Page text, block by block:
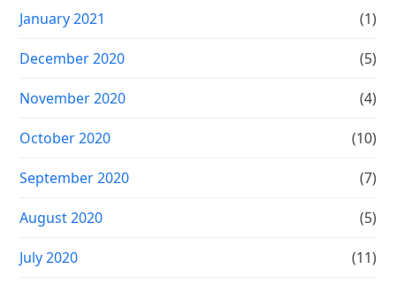
January 2021 (1)
December 2020 (5)
November 2020 (4)
October 2020 (10)
September 2020 (7)
August 2020 (5)
July 2020 (11)